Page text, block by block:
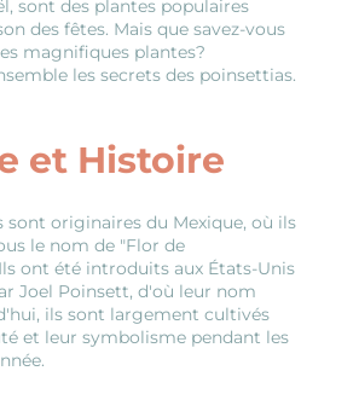
sont des plantes populaires
des fêtes. Mais que savez-vous
magnifiques plantes?
les secrets des poinsettias.
et Histoire
sont originaires du Mexique, où ils
le nom de "Flor de
ont été introduits aux États-Unis
Joel Poinsett, d'où leur nom
ils sont largement cultivés
et leur symbolisme pendant les